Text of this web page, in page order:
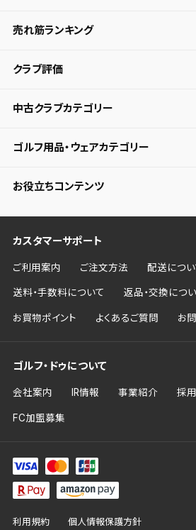
売れ筋ランキング
クラブ評価
中古クラブカテゴリー
ゴルフ用品・ウェアカテゴリー
お役立ちコンテンツ
カスタマーサポート
ご利用案内 ご注文方法 配送につい
送料・手数料について 返品・交換につ
お買物ポイント よくあるご質問 お
ゴルフ・ドゥについて
会社案内 IR情報 事業紹介 採
FC加盟募集
利用規約 個人情報保護方針